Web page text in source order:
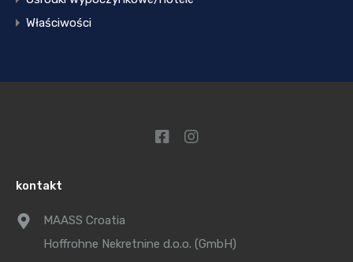
Właściwości
kontakt
MAASS Croatia
Hoffrohne Nekretnine d.o.o. (GmbH)